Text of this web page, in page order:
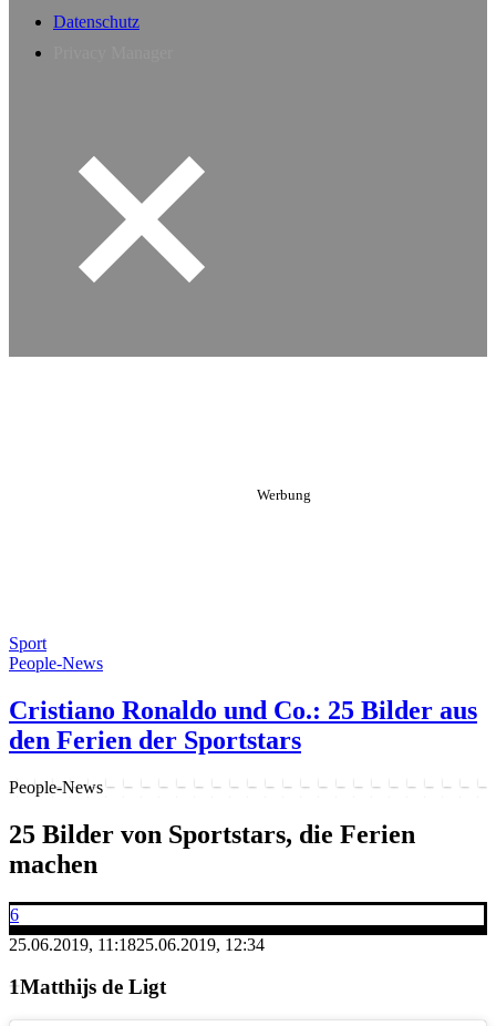
Datenschutz
Sport
People-News
Cristiano Ronaldo und Co.: 25 Bilder aus
den Ferien der Sportstars
People-News
25 Bilder von Sportstars, die Ferien
machen
6
25.06.2019, 11:1825.06.2019, 12:34
Matthijs de Ligt